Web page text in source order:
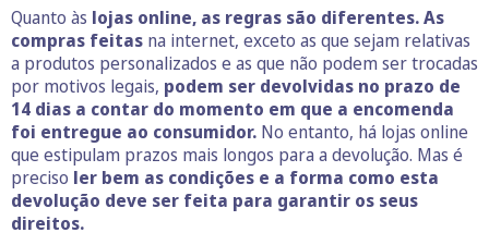
Quanto às lojas online, as regras são diferentes. As
compras feitas na internet, exceto as que sejam relativas
a produtos personalizados e as que não podem ser trocadas
por motivos legais, podem ser devolvidas no prazo de
14 dias a contar do momento em que a encomenda
foi entregue ao consumidor. No entanto, há lojas online
que estipulam prazos mais longos para a devolução. Mas é
preciso ler bem as condições e a forma como esta
devolução deve ser feita para garantir os seus
direitos.